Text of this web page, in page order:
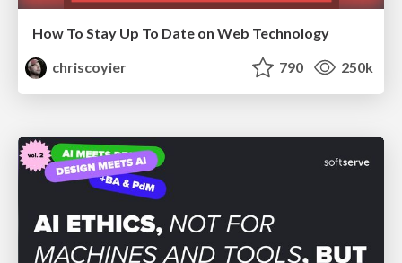
How To Stay Up To Date on Web Technology
chriscoyier
790 250k